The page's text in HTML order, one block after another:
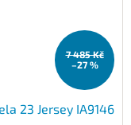
7 485 Kč
–27 %
23 Jersey IA9146